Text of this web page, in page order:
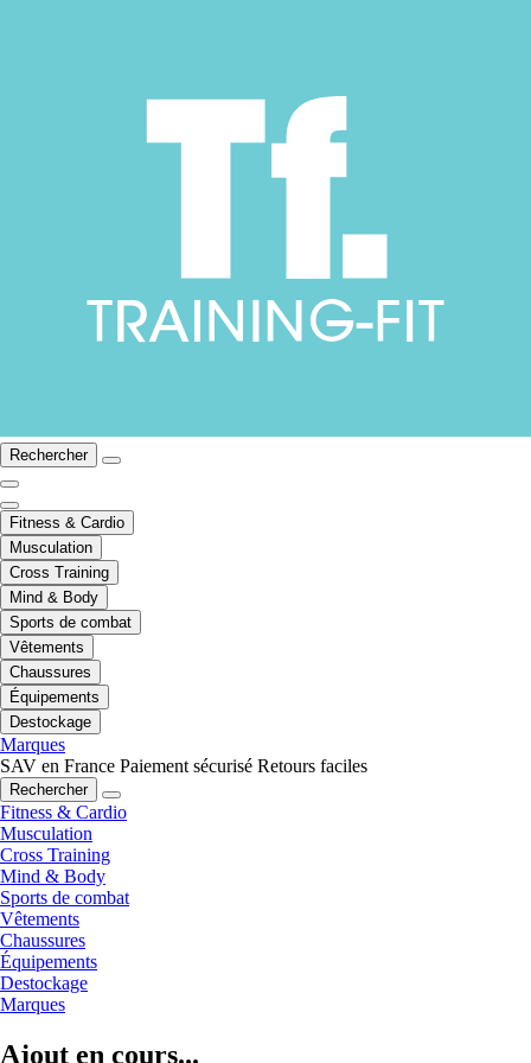
Rechercher
Fitness & Cardio
Musculation
Cross Training
Mind & Body
Sports de combat
Vêtements
Chaussures
Équipements
Destockage
Marques
SAV en France Paiement sécurisé Retours faciles
Rechercher
Fitness & Cardio
Musculation
Cross Training
Mind & Body
Sports de combat
Vêtements
Chaussures
Équipements
Destockage
Marques
Ajout en cours...